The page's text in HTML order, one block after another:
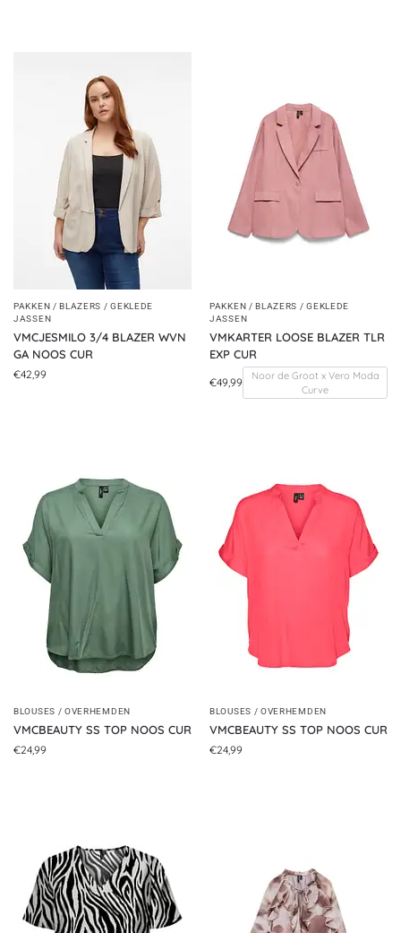
PAKKEN / BLAZERS / GEKLEDE
JASSEN
VMCJESMILO 3/4 BLAZER WVN
GA NOOS CUR
€42,99
PAKKEN / BLAZERS / GEKLEDE
JASSEN
VMKARTER LOOSE BLAZER TLR
EXP CUR
€49,99
Noor de Groot x Vero Moda
Curve
BLOUSES / OVERHEMDEN
VMCBEAUTY SS TOP NOOS CUR
€24,99
BLOUSES / OVERHEMDEN
VMCBEAUTY SS TOP NOOS CUR
€24,99